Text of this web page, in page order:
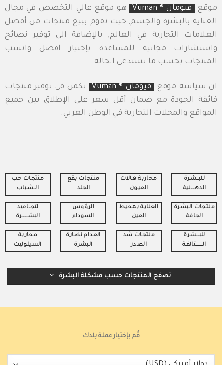
موقع فيومان ® Vuman
هو موقع عالي التخصص في مجال
العناية بالبشرة والجسم, حيث نقوم ببيع منتجات من أفضل
العلامات التجارية في العالم, بالإضافة الى توفير نصائح
واستشارات مجانية للمساعدة بإختيار افضل وانسب
المنتجات بحسب ما تستدعي الحالة.
ان سياسة موقع فيومان ® Vuman
تكمن في توفير منتجات
فائقة الجودة مع ضمان أقل سعر على الإطلاق بين جميع
المواقع والمحلات التجارية في الوطن العربي.
للبـــشرة
الدهــــــنية
منتجات البشرة
الجافة
للبــــشرة
الــــــــــتالفة
محاربة هالات
العيـون
العناية بمحيط
العين
منتجات شد
الصدر
منتجات بقع
الجلد
الرؤوس
السوداء
انعدام نضارة
البشرة
منتجات حـب
الــشـباب
لتجـــاعيد
البشــــــــرة
محاربة
السيلوليت
تصفح المنتجات حسب مشكلة البشرة
قُم بإختيار عملة بلدك